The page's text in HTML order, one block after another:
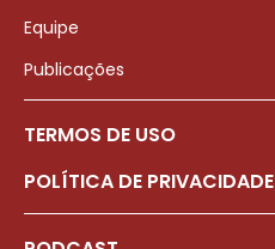
Equipe
Publicações
TERMOS DE USO
POLÍTICA DE PRIVACIDADE